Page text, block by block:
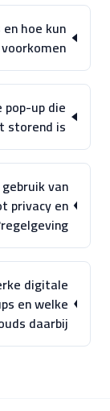
hoe kun
up die
storend is?
van
privacy en
regelgeving?
digitale
en welke
daarbij?